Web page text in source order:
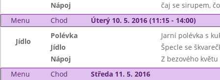
Nápoj
čaj se sirupem,
Menu
Chod Úterý 10. 5. 2016 (11:15 - 14:00)
Jídlo
Polévka
Jarní polévka s
Jídlo
Špecle se
Nápoj
Z bezového květu
Menu
Chod
Středa 11. 5. 2016